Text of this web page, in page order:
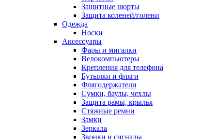
Защитные шорты
Защита коленей/голени
Одежда
Носки
Аксессуары
Фары и мигалки
Велокомпьютеры
Крепления для телефона
Бутылки и фляги
Флягодержатели
Сумки, баулы, чехлы
Защита рамы, крылья
Стяжные ремни
Замки
Зеркала
Звонки и сигналы